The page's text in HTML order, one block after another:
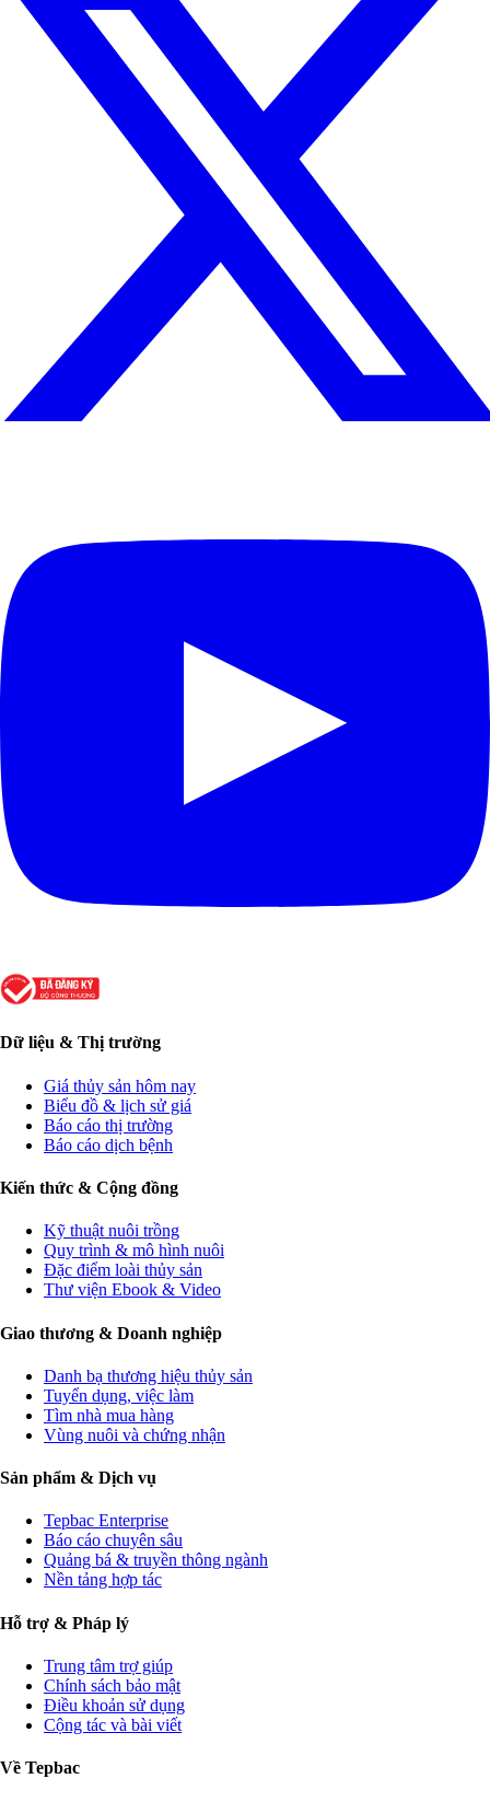
Dữ liệu & Thị trường
Giá thủy sản hôm nay
Biểu đồ & lịch sử giá
Báo cáo thị trường
Báo cáo dịch bệnh
Kiến thức & Cộng đồng
Kỹ thuật nuôi trồng
Quy trình & mô hình nuôi
Đặc điểm loài thủy sản
Thư viện Ebook & Video
Giao thương & Doanh nghiệp
Danh bạ thương hiệu thủy sản
Tuyển dụng, việc làm
Tìm nhà mua hàng
Vùng nuôi và chứng nhận
Sản phẩm & Dịch vụ
Tepbac Enterprise
Báo cáo chuyên sâu
Quảng bá & truyền thông ngành
Nền tảng hợp tác
Hỗ trợ & Pháp lý
Trung tâm trợ giúp
Chính sách bảo mật
Điều khoản sử dụng
Cộng tác và bài viết
Về Tepbac